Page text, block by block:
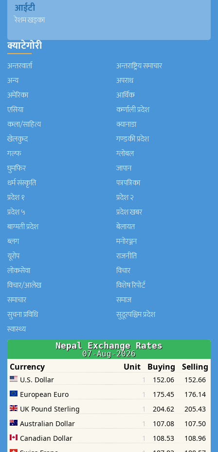
आईटी
रेशम खड्का
क्याटेगोरी
अन्तरवार्ता
अन्तराष्ट्रिय समाचार
अन्य
अपराध
अमेरिका
आर्थिक
एसिया
कर्णाली प्रदेश
कला/साहित्य
क्यानाडा
खेलकुद
गण्डकी प्रदेश
गल्फ
ग्लोबल
घुमफिर
जापान
धर्म संस्कृति
पत्रपत्रिका
प्रदेश १
प्रदेश २
प्रदेश ५
प्रदेश खबर
बाग्मती प्रदेश
बेलायत
ब्लग
मनाेरञ्जन
यूरोप
राजनीति
लोकसेवा
विचार
विचार/आलेख
विशेष रिपोर्ट
समाचार
समाज
सुचना प्रविधि
सुदूरपश्चिम प्रदेश
स्वास्थ्य